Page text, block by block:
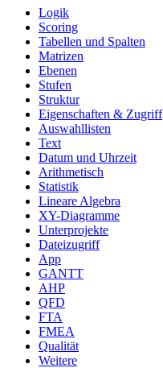
Logik
Scoring
Tabellen und Spalten
Matrizen
Ebenen
Stufen
Struktur
Eigenschaften & Zugriff
Auswahllisten
Text
Datum und Uhrzeit
Arithmetisch
Statistik
Lineare Algebra
XY-Diagramme
Unterprojekte
Dateizugriff
App
GANTT
AHP
QFD
FTA
FMEA
Qualität
Weitere